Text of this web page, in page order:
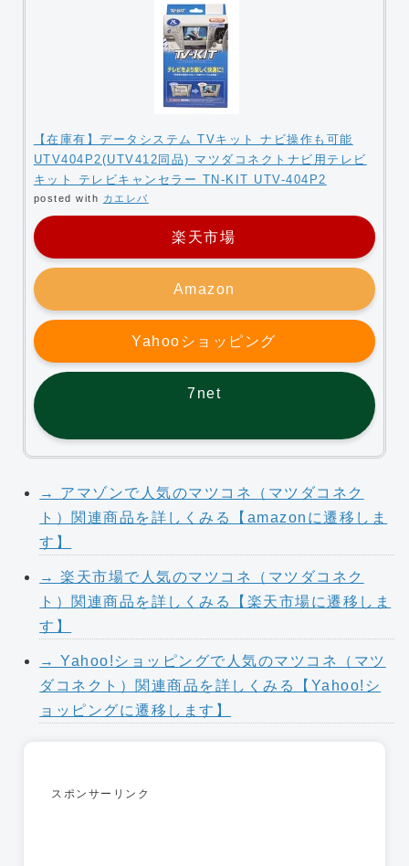
【在庫有】データシステム TVキット ナビ操作も可能
UTV404P2(UTV412同品) マツダコネクトナビ用テレビ
キット テレビキャンセラー TN-KIT UTV-404P2
posted with カエレバ
楽天市場
Amazon
Yahooショッピング
7net
→ アマゾンで人気のマツコネ（マツダコネク
ト）関連商品を詳しくみる【amazonに遷移しま
す】
→ 楽天市場で人気のマツコネ（マツダコネク
ト）関連商品を詳しくみる【楽天市場に遷移しま
す】
→ Yahoo!ショッピングで人気のマツコネ（マツ
ダコネクト）関連商品を詳しくみる【Yahoo!シ
ョッピングに遷移します】
スポンサーリンク